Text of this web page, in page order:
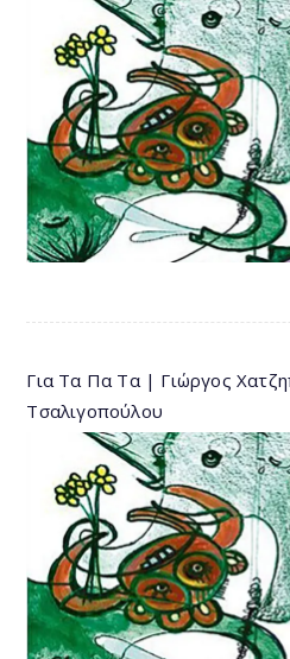
Για Τα Πα Τα | Γιώργος
Τσαλιγοπούλου